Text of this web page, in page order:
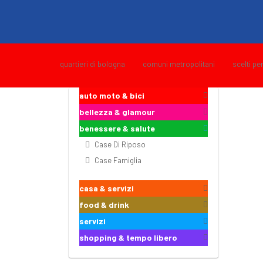
quartieri di bologna comuni metropolitani scelti
auto moto & bici
bellezza & glamour
benessere & salute
Case Di Riposo
Case Famiglia
casa & servizi
food & drink
servizi
shopping & tempo libero